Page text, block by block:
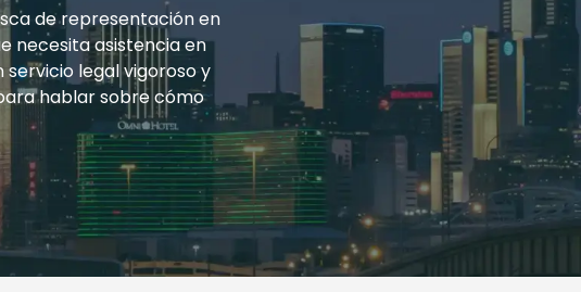
de representación en
necesita asistencia en
legal vigoroso y
hablar sobre cómo